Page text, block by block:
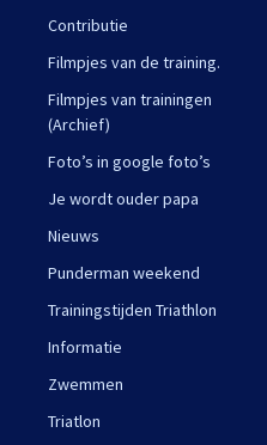
Contributie
Filmpjes van de training.
Filmpjes van trainingen
(Archief)
Foto’s in google foto’s
Je wordt ouder papa
Nieuws
Punderman weekend
Trainingstijden Triathlon
Informatie
Zwemmen
Triatlon